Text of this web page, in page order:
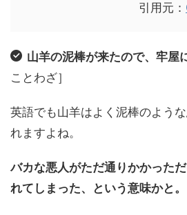
引用元：
山羊の泥棒が来たので、牢屋
ことわざ］
英語でも山羊はよく泥棒のよう
れますよね。
バカな悪人がただ通りかかった
れてしまった、という意味かと。